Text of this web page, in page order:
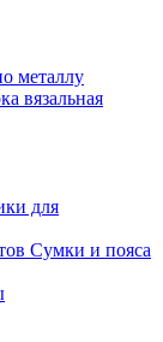
металлу
вязальная
для
Сумки и пояса